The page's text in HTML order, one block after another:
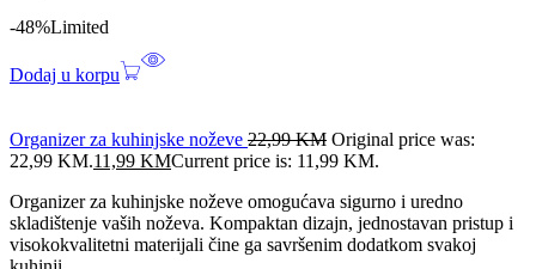
-48%Limited
Dodaj u korpu
Organizer za kuhinjske noževe 22,99KM Original price was:
22,99 KM.11,99 KMCurrent price is: 11,99 KM.
Organizer za kuhinjske noževe omogućava sigurno i uredno
skladištenje vaših noževa. Kompaktan dizajn, jednostavan pristup i
visokokvalitetni materijali čine ga savršenim dodatkom svakoj